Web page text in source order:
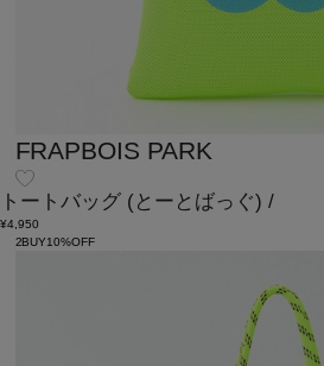
FRAPBOIS PARK
トートバッグ (とーとばっぐ) /
¥4,950
2BUY10%OFF